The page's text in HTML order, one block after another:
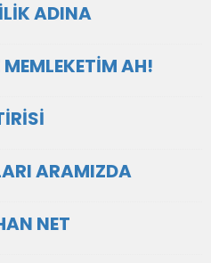
ADINA
AH!
ARAMIZDA
NET